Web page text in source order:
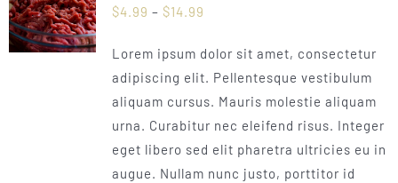
$4.99 – $14.99
bis
$14.99
Lorem ipsum dolor sit amet, consectetur
adipiscing elit. Pellentesque vestibulum
aliquam cursus. Mauris molestie aliquam
urna. Curabitur nec eleifend risus. Integer
eget libero sed elit pharetra ultricies eu in
augue. Nullam nunc justo, porttitor id